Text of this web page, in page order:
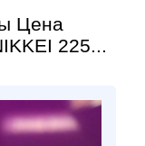
Цена
225...